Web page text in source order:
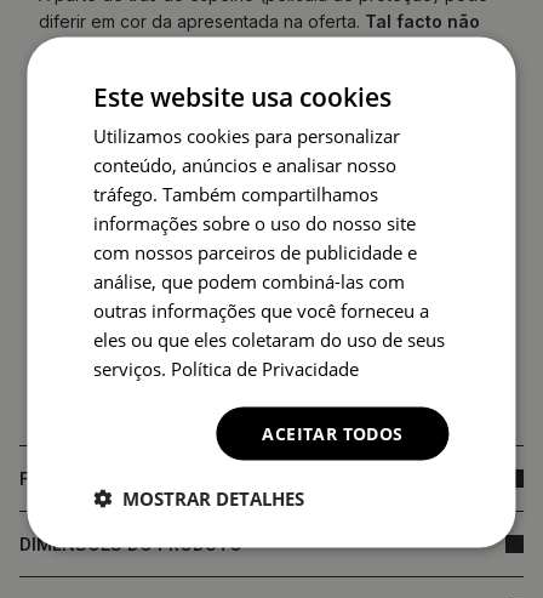
diferir em cor da apresentada na oferta. Tal facto não
afecta a qualidade do produto nem constitui
FAQ
DIMENSÕES DO PRODUTO
Este website usa cookies
Utilizamos cookies para personalizar
conteúdo, anúncios e analisar nosso
tráfego. Também compartilhamos
informações sobre o uso do nosso site
com nossos parceiros de publicidade e
análise, que podem combiná-las com
outras informações que você forneceu a
eles ou que eles coletaram do uso de seus
serviços. Política de Privacidade
ACEITAR TODOS
MOSTRAR DETALHES